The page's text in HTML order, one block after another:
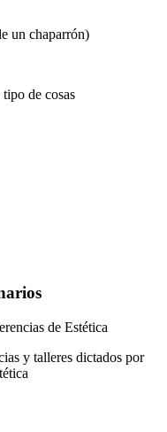
un chaparrón)
de cosas
y talleres dictados por